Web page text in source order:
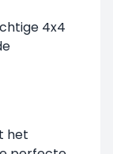
4x4
het